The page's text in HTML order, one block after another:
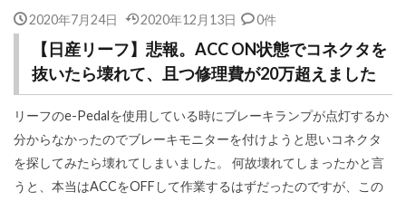
2020年7月24日 2020年12月13日 0件
【日産リーフ】悲報。ACC ON状態でコネクタを
抜いたら壊れて、且つ修理費が20万超えました
リーフのe-Pedalを使用している時にブレーキランプが点灯するか
分からなかったのでブレーキモニターを付けようと思いコネクタ
を探してみたら壊れてしまいました。 何故壊れてしまったかと言
うと、本当はACCをOFFして作業するはずだったのですが、この